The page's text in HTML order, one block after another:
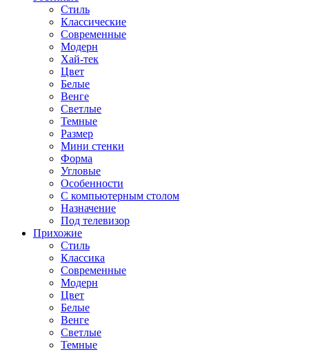
Стиль
Классические
Современные
Модерн
Хай-тек
Цвет
Белые
Венге
Светлые
Темные
Размер
Мини стенки
Форма
Угловые
Особенности
С компьютерным столом
Назначение
Под телевизор
Прихожие
Стиль
Классика
Современные
Модерн
Цвет
Белые
Венге
Светлые
Темные